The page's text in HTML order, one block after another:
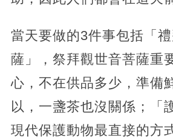
當天要做的3件事包括「
薩」，祭拜觀世音菩薩重
心，不在供品多少，準備
以，一盞茶也沒關係；「
現代保護動物最直接的方